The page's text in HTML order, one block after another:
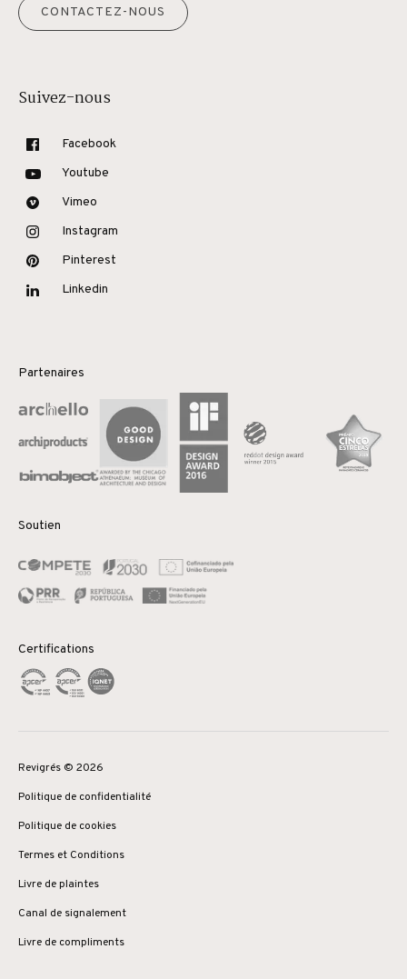
CONTACTEZ-NOUS
Suivez-nous
Facebook
Youtube
Vimeo
Instagram
Pinterest
Linkedin
Partenaires
Soutien
Certifications
Revigrés © 2026
Politique de confidentialité
Politique de cookies
Termes et Conditions
Livre de plaintes
Canal de signalement
Livre de compliments